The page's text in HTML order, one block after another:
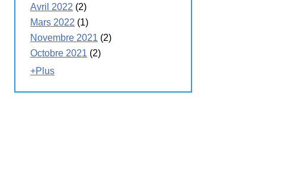
Avril 2022 (2)
Mars 2022 (1)
Novembre 2021 (2)
Octobre 2021 (2)
+Plus